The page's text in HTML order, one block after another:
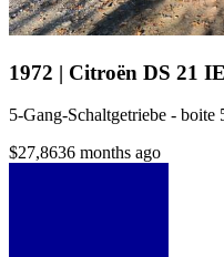
1972 | Citroën DS 21 IE
5-Gang-Schaltgetriebe - boite
$27,8636 months ago